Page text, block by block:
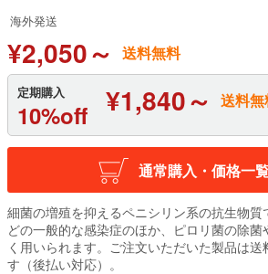
海外発送
¥2,050～ 送料無料
定期購入
10%off ¥1,840～ 送料無
通常購入・価格一
細菌の増殖を抑えるペニシリン系の抗生物質
どの一般的な感染症のほか、ピロリ菌の除
く用いられます。ご注文いただいた製品は送
す（後払い対応）。